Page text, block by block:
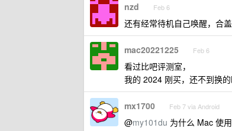
nzd Feb 6
还有经常待机自己唤醒，合
mac20221225 Feb 6
看过比吧评测室，
我的 2024 刚买，还不到换
mx1700 Feb 7 via Android
@my101du 为什么 Mac 使